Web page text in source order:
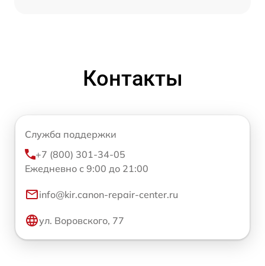
Контакты
Служба поддержки
+7 (800) 301-34-05
Ежедневно с 9:00 до 21:00
info@kir.canon-repair-center.ru
ул. Воровского, 77